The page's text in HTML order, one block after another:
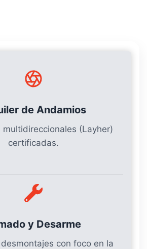
de Andamios
multidireccionales (Layher)
certificadas.
y Desarme
con foco en la